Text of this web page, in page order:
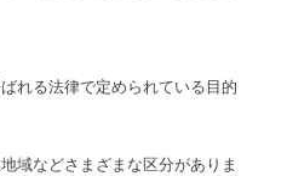
れる法律で定められている目的
域などさまざまな区分がありま